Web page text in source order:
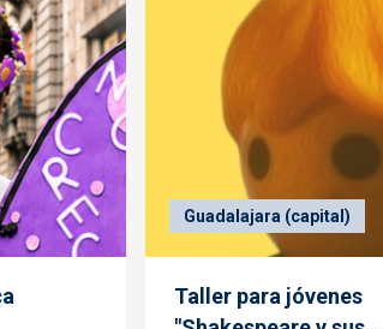
Guadalajara (capital)
Taller para jóvenes